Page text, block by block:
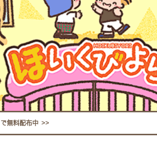
無料配布中 >>